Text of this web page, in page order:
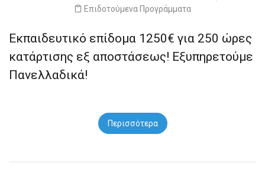
Επιδοτούμενα Προγράμματα
Εκπαιδευτικό επίδομα 1250€ για 250 ώρες
κατάρτισης εξ αποστάσεως! Εξυπηρετούμε
Πανελλαδικά!
Περισσότερα